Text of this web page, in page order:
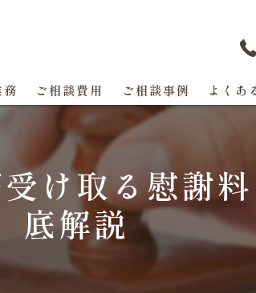
ご相談費用 ご相談事例 よくあ
け取る慰謝
底解説